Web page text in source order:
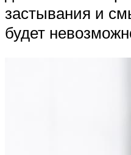
застывания и
будет